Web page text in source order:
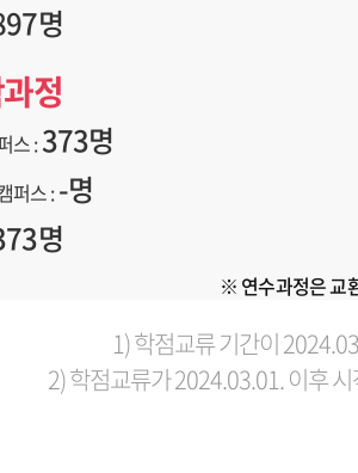
명
정
스 :373명
퍼스 :-명
명
※ 연수과정은 교
1) 학점교류 기간이
2) 학점교류가 2024.03.01. 이후